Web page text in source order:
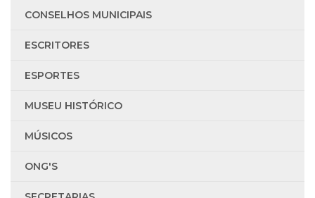
CONSELHOS MUNICIPAIS
ESCRITORES
ESPORTES
MUSEU HISTÓRICO
MÚSICOS
ONG'S